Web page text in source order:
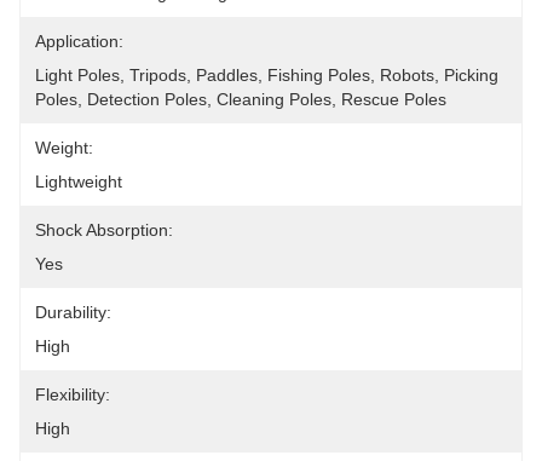
Application:
Light Poles, Tripods, Paddles, Fishing Poles, Robots, Picking
Poles, Detection Poles, Cleaning Poles, Rescue Poles
Weight:
Lightweight
Shock Absorption:
Yes
Durability:
High
Flexibility:
High